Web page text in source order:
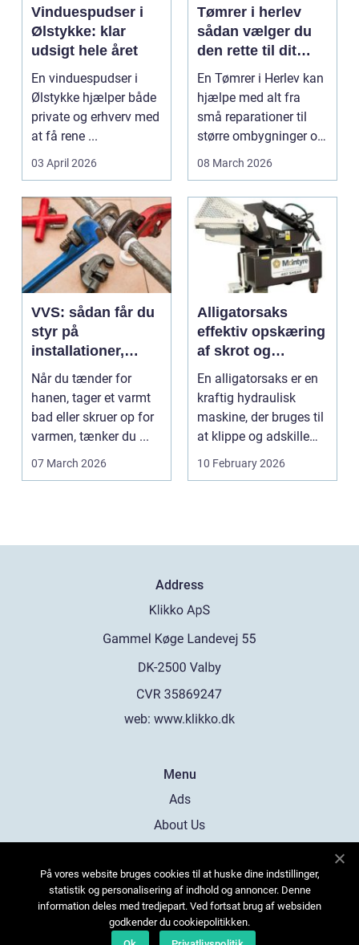
Vinduespudser i
Ølstykke: klar
udsigt hele året
En vinduespudser i
Ølstykke hjælper både
private og erhverv med
at få rene ...
03 April 2026
Tømrer i herlev
sådan vælger du
den rette til dit
projekt
En Tømrer i Herlev kan
hjælpe med alt fra
små reparationer til
større ombygninger og
tilbygninger. N...
08 March 2026
VVS: sådan får du
styr på
installationer,
komfort og
energiforbrug
Når du tænder for
hanen, tager et varmt
bad eller skruer op for
varmen, tænker du ...
07 March 2026
Alligatorsaks
effektiv opskæring
af skrot og
metaller
En alligatorsaks er en
kraftig hydraulisk
maskine, der bruges til
at klippe og adskille
forskellige ...
10 February 2026
Address
web: www.klikko.dk
Menu
Ads
About Us
Contact
Sitemap
På vores website bruges cookies til at huske dine indstillinger,
statistik og personalisering af indhold og annoncer. Denne
information deles med tredjepart. Ved fortsat brug af websiden
godkender du cookiepolitikken.